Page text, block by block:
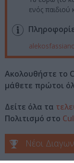
ενός
Ακολουθήστε το
μάθετε πρώτοι
Δείτε όλα τα
Πολιτισμό στο
Νέοι